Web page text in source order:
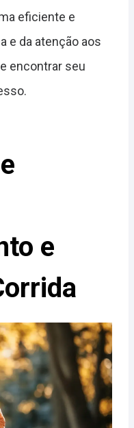
eficiente e
e da atenção aos
encontrar seu
e